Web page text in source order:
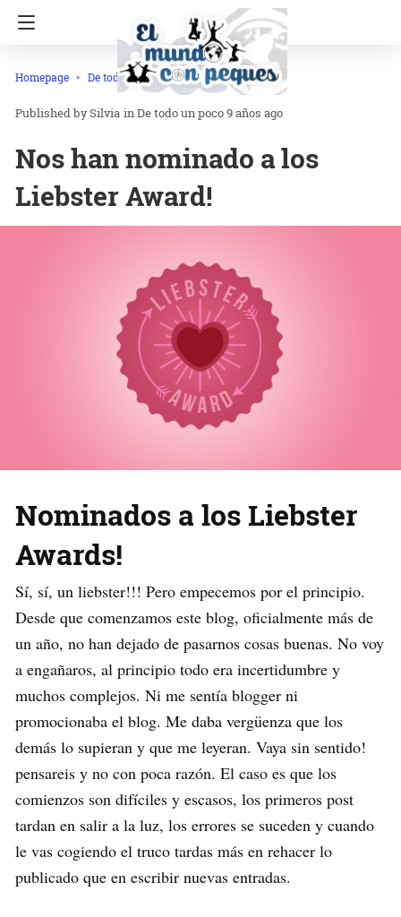
Homepage De todo un poco
Silvia inDe todo un poco9 años ago
Nos han nominado a los
Liebster Award!
Nominados a los Liebster
Awards!
Sí, sí, un liebster!!! Pero empecemos por el principio.
Desde que comenzamos este blog, oficialmente más de
un año, no han dejado de pasarnos cosas buenas. No voy
a engañaros, al principio todo era incertidumbre y
muchos complejos. Ni me sentía blogger ni
promocionaba el blog. Me daba vergüenza que los
demás lo supieran y que me leyeran. Vaya sin sentido!
pensareis y no con poca razón. El caso es que los
comienzos son difíciles y escasos, los primeros post
tardan en salir a la luz, los errores se suceden y cuando
le vas cogiendo el truco tardas más en rehacer lo
publicado que en escribir nuevas entradas.